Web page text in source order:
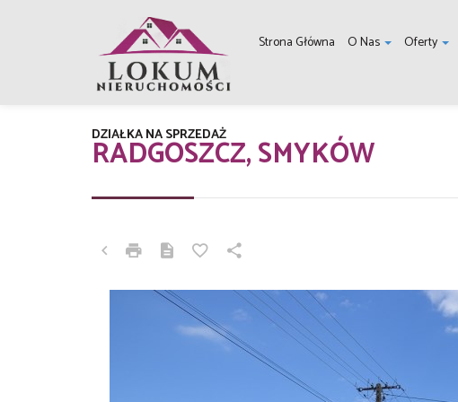
Strona Główna O Nas Oferty
RADGOSZCZ, SMYKÓW
DZIAŁKA NA SPRZEDAŻ